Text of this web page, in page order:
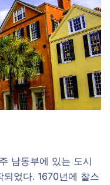
남동부에 있는 도시
었다. 1670년에 찰스